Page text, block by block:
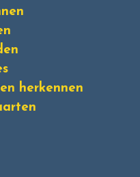
herkennen